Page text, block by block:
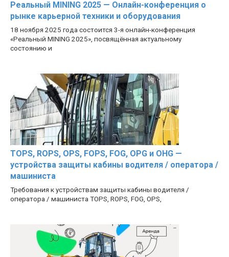
Реальный MINING 2025 — Онлайн-конференция о
рынке карьерной техники и оборудования
18 ноября 2025 года состоится 3-я онлайн-конференция
«Реальный MINING 2025», посвящённая актуальному
состоянию и
TOPS, ROPS, OPS, FOPS, FOG, OPG и OHG —
устройства защиты кабины водителя / оператора /
машиниста
Требования к устройствам защиты кабины водителя /
оператора / машиниста TOPS, ROPS, FOG, OPS,